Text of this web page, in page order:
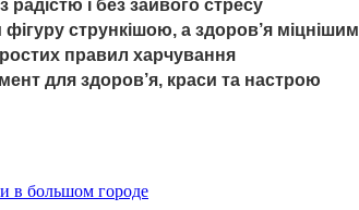
радістю і без зайвого стресу
стрункішою, а здоров’я міцнішим
правил харчування
для здоров’я, краси та настрою
в большом городе